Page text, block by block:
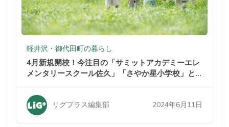
軽井沢・御代田町の暮らし
4月新規開校！今注目の「サミットアカデミーエレ
メンタリースクール佐久」「さやか星小学校」と
リグプラス編集部 2024年6月11日